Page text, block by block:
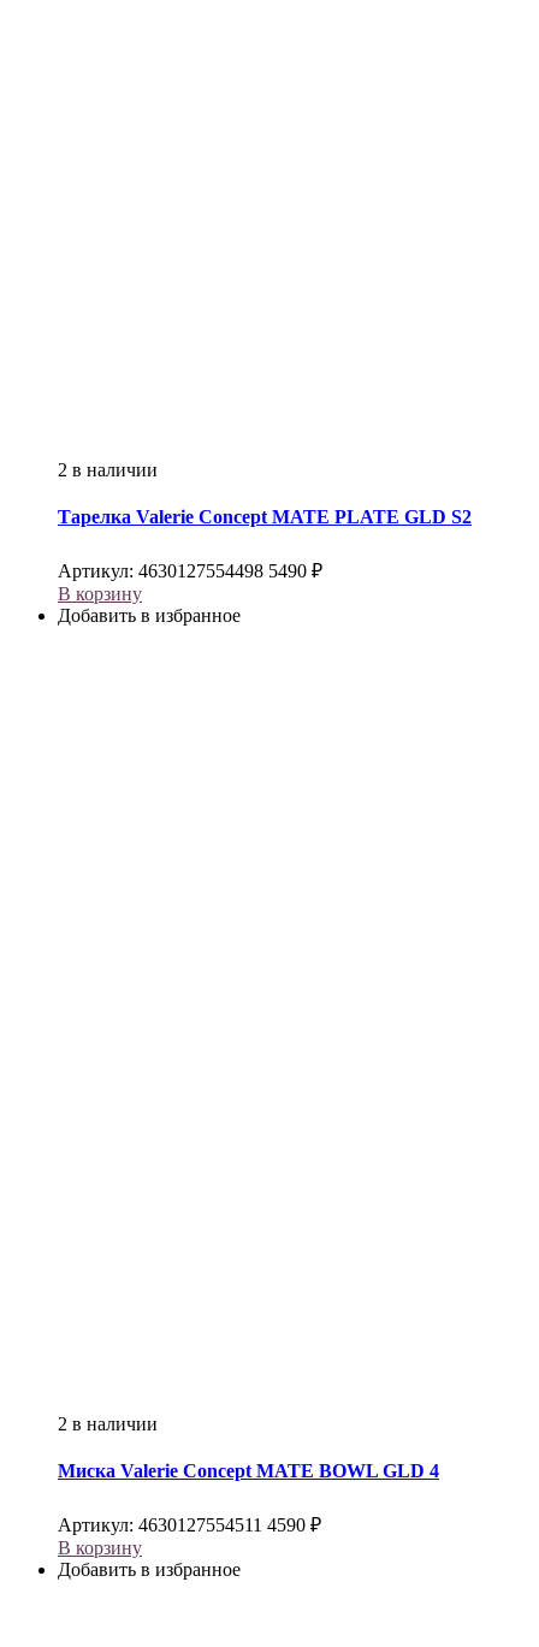
2 в наличии
Тарелка Valerie Concept MATE PLATE GLD S2
Артикул: 4630127554498 5490 ₽
В корзину
Добавить в избранное
2 в наличии
Миска Valerie Concept MATE BOWL GLD 4
Артикул: 4630127554511 4590 ₽
В корзину
Добавить в избранное